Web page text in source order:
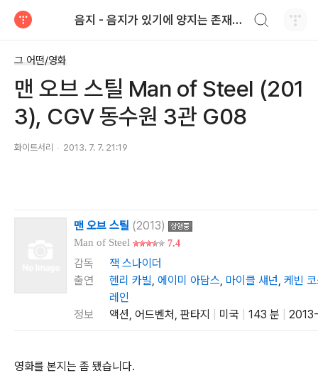
음지 - 음지가 있기에 양지는 존재한다.
그 어떤/영화
맨 오브 스틸 Man of Steel (201
3), CGV 동수원 3관 G08
화이트서리 2013. 7. 7. 21:19
맨 오브 스틸 (2013)
Man of Steel 7.4
감독
잭 스나이더
출연
헨리 카빌, 에이미 아담스, 마이클 섀넌, 케빈
레인
정보
액션, 어드벤처, 판타지 미국 143 분
영화를 본지는 좀 됐습니다.